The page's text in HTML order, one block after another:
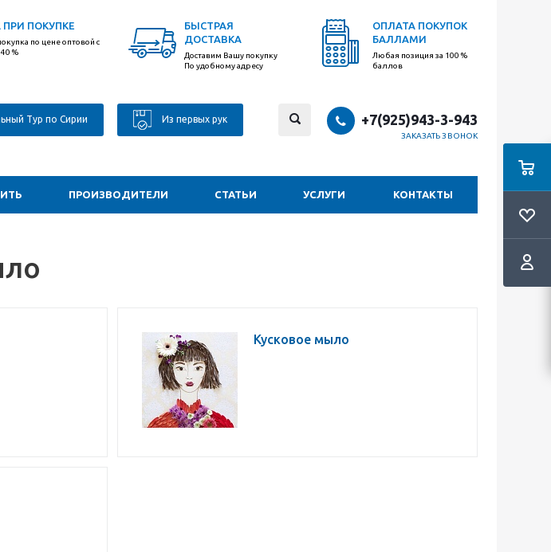
ПОКУПКЕ
по цене оптовой с
%
БЫСТРАЯ
ДОСТАВКА
Доставим Вашу покупку
По удобному адресу
ОПЛАТА ПОКУПОК
БАЛЛАМИ
Любая позиция за 100 %
баллов
Тур по Сирии Из первых рук +7(925)943-3-943
ЗАКАЗАТЬ ЗВОНОК
ПРОИЗВОДИТЕЛИ СТАТЬИ УСЛУГИ КОНТАКТЫ
Кусковое мыло